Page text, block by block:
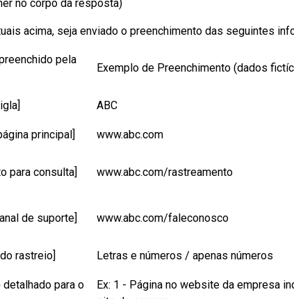
no corpo da resposta)
acima, seja enviado o preenchimento das seguintes
pela
Exemplo de Preenchimento (dados
ABC
principal] www.abc.com
para consulta] www.abc.com/rastreamento
de suporte] www.abc.com/faleconosco
rastreio] Letras e números / apenas números
detalhado para o
Ex: 1 - Página no website da empresa